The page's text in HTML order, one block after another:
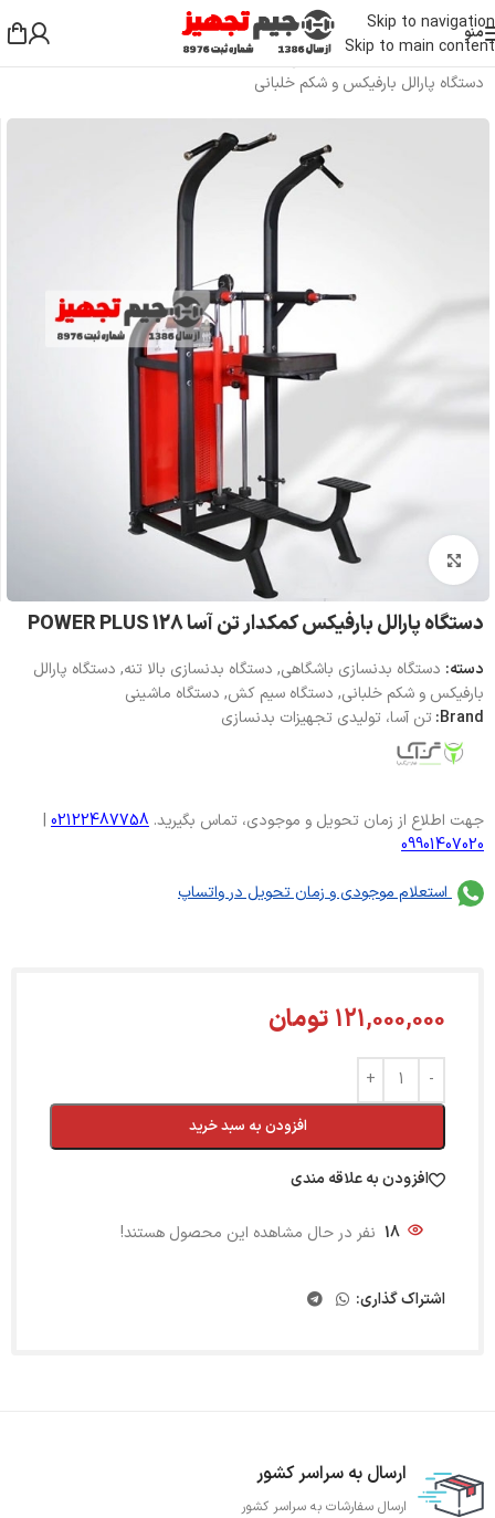
Skip to navigation
Skip to main content
منو
دستگاه بدنسازی باشگاهی/دستگاه بدنسازی بالا تنه
دستگاه پارالل بارفیکس و شکم خلبانی
بزرگنمایی تصویر
دستگاه پارالل بارفیکس کمکدار تن آسا POWER PLUS 128
دسته: دستگاه بدنسازی باشگاهی, دستگاه بدنسازی بالا تنه, دستگاه پارالل
بارفیکس و شکم خلبانی, دستگاه سیم کش, دستگاه ماشینی
Brand: تن آسا، تولیدی تجهیزات بدنسازی
جهت اطلاع از زمان تحویل و موجودی، تماس بگیرید. 02122487758
|
09901407020
استعلام موجودی و زمان تحویل در واتساپ
121,000,000 تومان
افزودن به سبد خرید
افزودن به علاقه مندی
18 نفر در حال مشاهده این محصول هستند!
اشتراک گذاری:
ارسال به سراسر کشور
ارسال سفارشات به سراسر کشور